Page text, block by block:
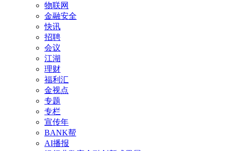
物联网
金融安全
快讯
招聘
会议
江湖
理财
福利汇
金视点
专题
专栏
宣传年
BANK帮
AI播报